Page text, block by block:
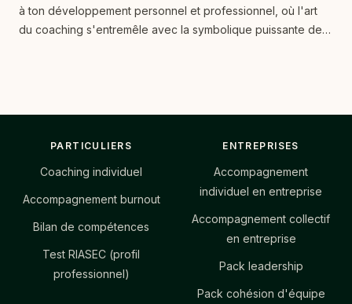
à ton développement personnel et professionnel, où l'art
du coaching s'entremêle avec la symbolique puissante de
PARTICULIERS
Coaching individuel
Accompagnement burnout
Bilan de compétences
Test RIASEC (profil
professionnel)
ENTREPRISES
Accompagnement
individuel en entreprise
Accompagnement collectif
en entreprise
Pack leadership
Pack cohésion d'équipe